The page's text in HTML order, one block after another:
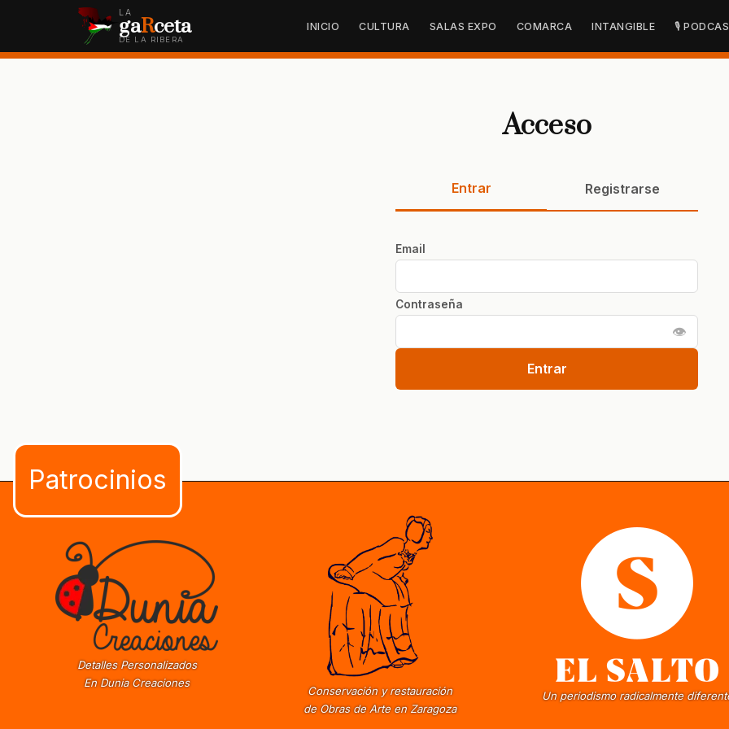
LA
gaRceta
DE LA RIBERA
INICIO CULTURA SALAS EXPO COMARCA INTANGIBLE 🎙
Acceso
Entrar Registrarse
Email
Contraseña
👁
Entrar
Detalles Personalizados
En Dunia Creaciones
Conservación y restauración
de Obras de Arte en Zaragoza
Un periodismo radicalmente